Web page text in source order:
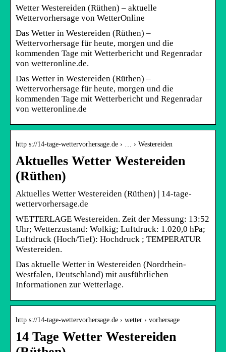
Wetter Westereiden (Rüthen) – aktuelle
Wettervorhersage von WetterOnline
Das Wetter in Westereiden (Rüthen) –
Wettervorhersage für heute, morgen und die
kommenden Tage mit Wetterbericht und Regenradar
von wetteronline.de.
Das Wetter in Westereiden (Rüthen) –
Wettervorhersage für heute, morgen und die
kommenden Tage mit Wetterbericht und Regenradar
von wetteronline.de
http s://14-tage-wettervorhersage.de › … › Westereiden
Aktuelles Wetter Westereiden
(Rüthen)
Aktuelles Wetter Westereiden (Rüthen) | 14-tage-
wettervorhersage.de
WETTERLAGE Westereiden. Zeit der Messung: 13:52
Uhr; Wetterzustand: Wolkig; Luftdruck: 1.020,0 hPa;
Luftdruck (Hoch/Tief): Hochdruck ; TEMPERATUR
Westereiden.
Das aktuelle Wetter in Westereiden (Nordrhein-
Westfalen, Deutschland) mit ausführlichen
Informationen zur Wetterlage.
http s://14-tage-wettervorhersage.de › wetter › vorhersage
14 Tage Wetter Westereiden